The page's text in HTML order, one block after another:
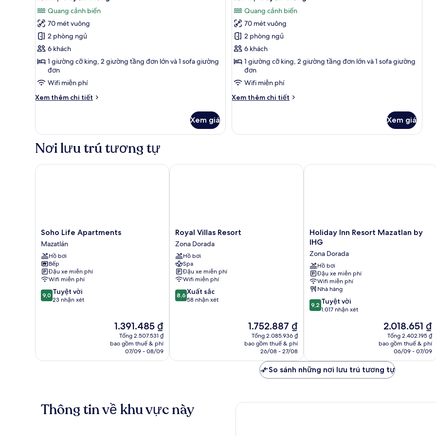
giản
tất
cả
ảnh
Căn
hộ
truyền
thống
Quang cảnh biển
70 mét vuông
2 phòng ngủ
6 khách
1 giường cỡ king, 2 giường tầng đơn lớn và 1 sofa giường
đơn
Wifi miễn phí
Xem thêm chi tiết
Chi
Căn
truyền
Xem giá
tất
cả
ảnh
Căn
hộ
truyền
thống
Quang cảnh biển
70 mét vuông
2 phòng ngủ
6 khách
1 giường cỡ king, 2 giường tầng đơn lớn và 1 sofa giường
đơn
Wifi miễn phí
Xem thêm chi tiết
Chi
Căn
Xem giá
Nơi lưu trú tương tự
Soho
Life
Apartments
Mazatlán
Soho Life Apartments
Mazatlán
Hồ bơi
Bếp
Đậu xe miễn phí
Wifi miễn phí
9.0
trên
9,0 Tuyệt vời
23 nhận xét
Giá
hiện
tại
1.391.485 ₫
1.391.485 ₫
Tổng 2.507.531 ₫
bao gồm thuế & phí
07/09 - 08/09
Soho Life Apartments
Royal
Villas
Resort
Zona
Dorada
Royal Villas Resort
Zona Dorada
Hồ bơi
Spa
Đậu xe miễn phí
Wifi miễn phí
8.6
trên
8,6 Xuất sắc
58 nhận xét
Giá
hiện
tại
1.752.887 ₫
1.752.887 ₫
Tổng 2.085.936 ₫
bao gồm thuế & phí
26/08 - 27/08
Royal Villas Resort
Holiday
Inn
Mazatlan
by
IHG
Zona
Dorada
Holiday Inn Resort Mazatlan by
IHG
Zona Dorada
Hồ bơi
Đậu xe miễn phí
Wifi miễn phí
Nhà hàng
9.2
trên
xét
9,2 Tuyệt vời
1.017 nhận xét
Giá
hiện
tại
2.018.651 ₫
2.018.651 ₫
Tổng 2.402.195 ₫
bao gồm thuế & phí
06/09 - 07/09
Holiday Inn Resort Mazatlan by IHG
So sánh những nơi lưu trú tương tự
Thông tin về khu vực này